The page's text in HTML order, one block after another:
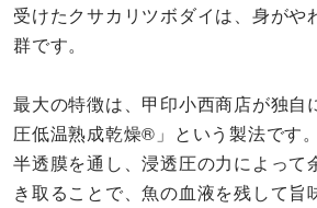
受けたクサカリツボダイは、身がや
群です。
最大の特徴は、甲印小西商店が独自
圧低温熟成乾燥®」という製法です
半透膜を通し、浸透圧の力によって
き取ることで、魚の血液を残して旨